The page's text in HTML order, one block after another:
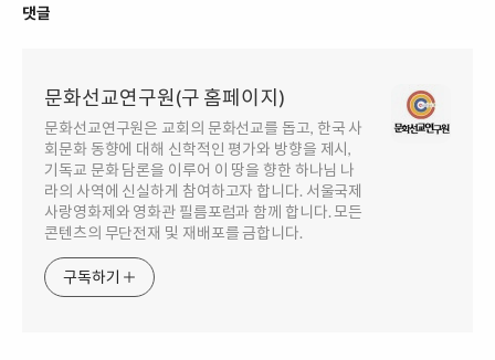
댓글
문화선교연구원(구 홈페이지)
문화선교연구원은 교회의 문화선교를 돕고, 한국 사
회문화 동향에 대해 신학적인 평가와 방향을 제시,
기독교 문화 담론을 이루어 이 땅을 향한 하나님 나
라의 사역에 신실하게 참여하고자 합니다. 서울국제
사랑영화제와 영화관 필름포럼과 함께 합니다. 모든
콘텐츠의 무단전재 및 재배포를 금합니다.
구독하기